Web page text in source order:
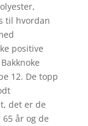
til hvordan
positive
12. De topp
det er de
år og de